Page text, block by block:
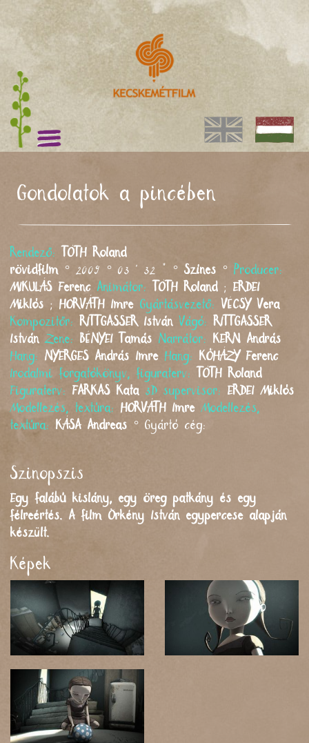
Gondolatok a pincében
Rendező: TÓTH Roland
rövidfilm ° 2009 ° 03 ' 32 " ° Színes ° Producer:
MIKULÁS Ferenc Animátor: TÓTH Roland ; ERDEI
Miklós ; HORVÁTH Imre Gyártásvezető: VÉCSY Vera
Kompozitőr:
RITTGASSER István Vágó:
RITTGASSER
István Zene: BÉNYEI Tamás Narrátor: KERN András
Hang: NYERGES András Imre Hang: KŐHÁZY Ferenc
Irodalmi forgatókönyv, figuraterv:
TÓTH
Roland
Figuraterv: FARKAS Kata 3D supervisor: ERDEI Miklós
Modellezés, textúra: HORVÁTH Imre Modellezés,
textúra: KÁSA Andreas ° Gyártó cég:
Szinopszis
Egy falábú kislány, egy öreg patkány és egy
félreértés. A film Örkény István egypercese alapján
készült.
Képek